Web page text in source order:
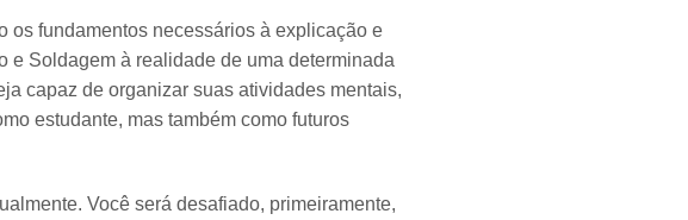
os fundamentos necessários à explicação e
e Soldagem à realidade de uma determinada
capaz de organizar suas atividades mentais,
estudante, mas também como futuros
Você será desafiado, primeiramente,